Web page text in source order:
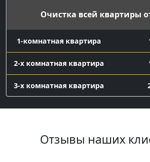
Очистка всей квартиры
1-комнатная квартира
2-х комнатная квартира
3-х комнатная квартира
Вывоз мелкого
контейнер 8 куб с
погрузкой
Отзывы наших